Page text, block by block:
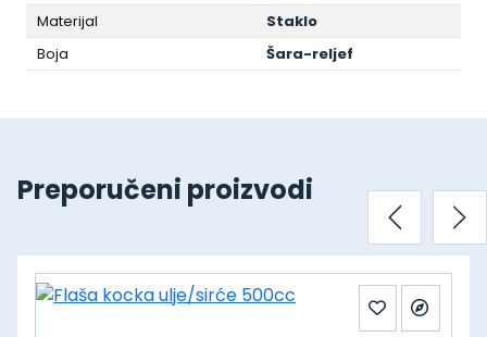
Materijal
Staklo
Boja
Šara-reljef
Preporučeni proizvodi